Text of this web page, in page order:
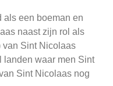
als een boeman en
naast zijn rol als
van Sint Nicolaas
landen waar men Sint
Sint Nicolaas nog